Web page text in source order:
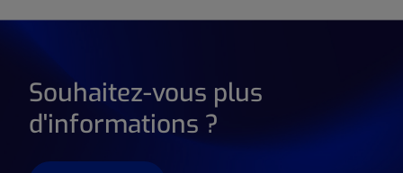
Souhaitez-vous plus
d'informations ?